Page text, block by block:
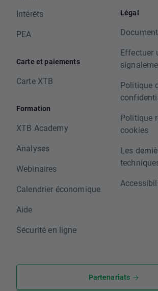
Intérêts
PEA
Carte et paiements
Carte XTB
Formation
XTB Academy
Analyses
Webinaires
Calendrier économique
Aide
Sécurité en ligne
Légal
Effectuer
Politique
Politique
cookies
Les
Partenariats